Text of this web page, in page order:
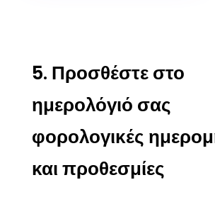
5. Προσθέστε στο
ημερολόγιό σας
φορολογικές
και προθεσμίες